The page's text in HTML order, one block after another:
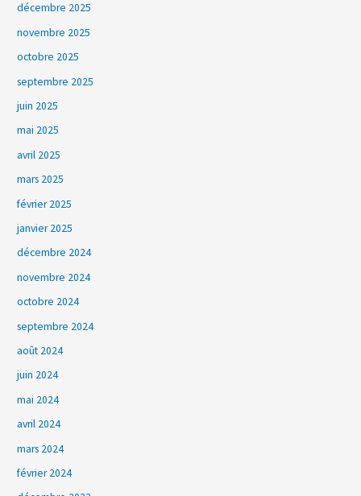
décembre 2025
novembre 2025
octobre 2025
septembre 2025
juin 2025
mai 2025
avril 2025
mars 2025
février 2025
janvier 2025
décembre 2024
novembre 2024
octobre 2024
septembre 2024
août 2024
juin 2024
mai 2024
avril 2024
mars 2024
février 2024